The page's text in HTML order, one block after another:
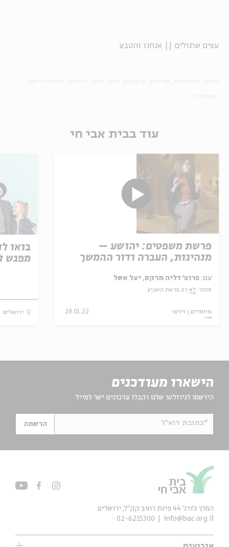
עצים שתולים || אנחנו והטבע
עוד בבית אבי חי
פרשת משפטים: יהושע –
מנהיגות, העברה ודור ההמשך
עם: פרופ' דליה מרקס, יעל אשל
מתוך: לא רק פרשת השבוע
מיוחדים וידאו 28.01.22
בואו
מפגש
ירושלים
הישארו מעודכנים
הירשמו לניוזלטר שלנו וקבלו עדכונים ישר למייל
*כתובת דוא"ל הרשמה
המלך ג'ורג' 44 פינת רחוב קק״ל, ירושלים
info@bac.org.il
02-6215300